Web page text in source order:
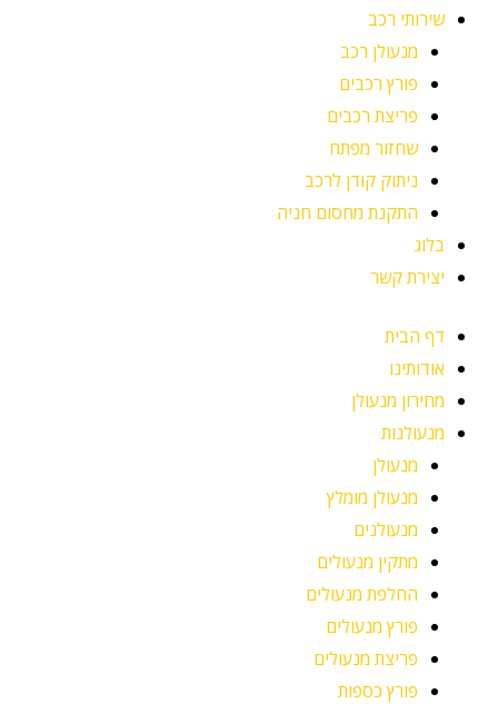
שירותי רכב
מנעולן רכב
פורץ רכבים
פריצת רכבים
שחזור מפתח
ניתוק קודן לרכב
התקנת מחסום חניה
בלוג
יצירת קשר
דף הבית
אודותינו
מחירון מנעולן
מנעולנות
מנעולן
מנעולן מומלץ
מנעולנים
מתקין מנעולים
החלפת מנעולים
פורץ מנעולים
פריצת מנעולים
פורץ כספות